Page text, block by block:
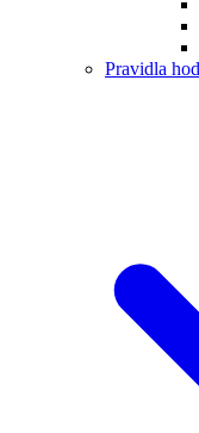
Pravidla